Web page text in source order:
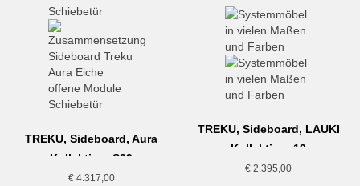
TREKU, Sideboard, Aura
Kollektion, S39
€4.317,00
TREKU, Sideboard, LAUKI
Kollektion, 13
€ 2.395,00